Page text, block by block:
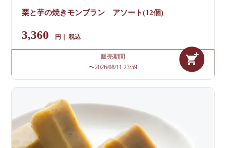
栗と芋の焼きモンブラン アソート(12個)
3,360 税込
販売期間
〜2026/08/11 23:59